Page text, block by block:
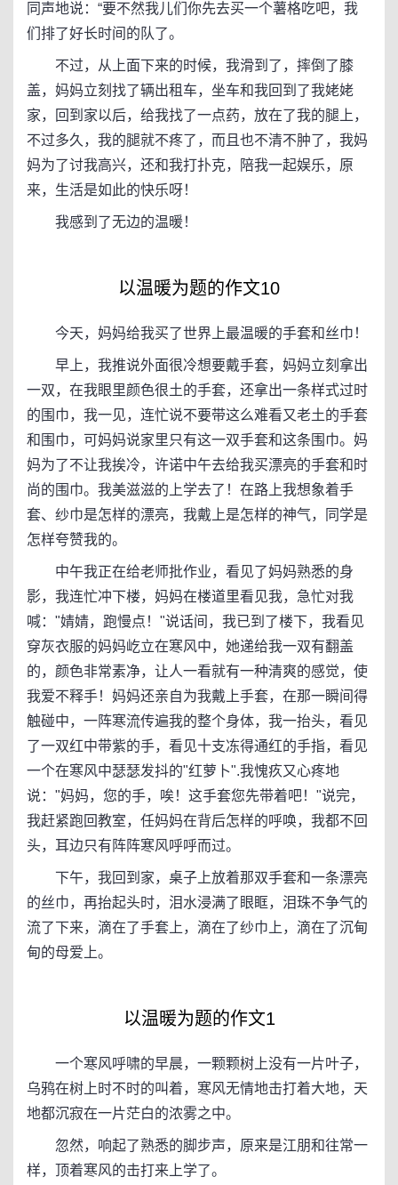
同声地说：“要不然我儿们你先去买一个薯格吃吧，我
们排了好长时间的队了。
不过，从上面下来的时候，我滑到了，摔倒了膝
盖，妈妈立刻找了辆出租车，坐车和我回到了我姥姥
家，回到家以后，给我找了一点药，放在了我的腿上，
不过多久，我的腿就不疼了，而且也不清不肿了，我妈
妈为了讨我高兴，还和我打扑克，陪我一起娱乐，原
来，生活是如此的快乐呀！
我感到了无边的温暖！
以温暖为题的作文10
今天，妈妈给我买了世界上最温暖的手套和丝巾！
早上，我推说外面很冷想要戴手套，妈妈立刻拿出
一双，在我眼里颜色很土的手套，还拿出一条样式过时
的围巾，我一见，连忙说不要带这么难看又老土的手套
和围巾，可妈妈说家里只有这一双手套和这条围巾。妈
妈为了不让我挨冷，许诺中午去给我买漂亮的手套和时
尚的围巾。我美滋滋的上学去了！在路上我想象着手
套、纱巾是怎样的漂亮，我戴上是怎样的神气，同学是
怎样夸赞我的。
中午我正在给老师批作业，看见了妈妈熟悉的身
影，我连忙冲下楼，妈妈在楼道里看见我，急忙对我
喊："婧婧，跑慢点！"说话间，我已到了楼下，我看见
穿灰衣服的妈妈屹立在寒风中，她递给我一双有翻盖
的，颜色非常素净，让人一看就有一种清爽的感觉，使
我爱不释手！妈妈还亲自为我戴上手套，在那一瞬间得
触碰中，一阵寒流传遍我的整个身体，我一抬头，看见
了一双红中带紫的手，看见十支冻得通红的手指，看见
一个在寒风中瑟瑟发抖的"红萝卜".我愧疚又心疼地
说："妈妈，您的手，唉！这手套您先带着吧！"说完，
我赶紧跑回教室，任妈妈在背后怎样的呼唤，我都不回
头，耳边只有阵阵寒风呼呼而过。
下午，我回到家，桌子上放着那双手套和一条漂亮
的丝巾，再抬起头时，泪水浸满了眼眶，泪珠不争气的
流了下来，滴在了手套上，滴在了纱巾上，滴在了沉甸
甸的母爱上。
以温暖为题的作文1
一个寒风呼啸的早晨，一颗颗树上没有一片叶子，
乌鸦在树上时不时的叫着，寒风无情地击打着大地，天
地都沉寂在一片茫白的浓雾之中。
忽然，响起了熟悉的脚步声，原来是江朋和往常一
样，顶着寒风的击打来上学了。